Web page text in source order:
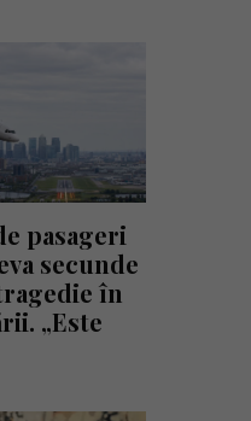
pasageri
secunde
în
„Este